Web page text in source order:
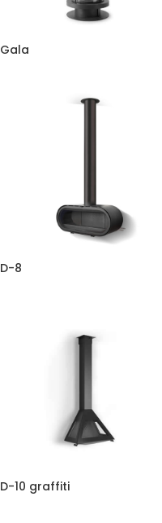
Gala
D-8
D-10 graffiti